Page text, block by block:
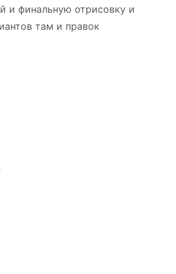
и финальную отрисовку и
там и правок